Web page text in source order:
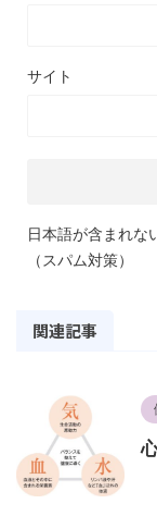
サイト
日本語が含まれな
（スパム対策）
関連記事